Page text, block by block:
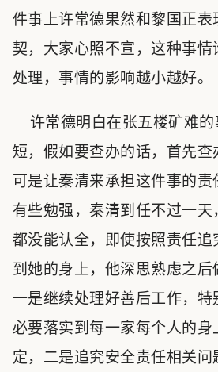
件事上许常德果然和黎国正
契，大家心照不宣，这种事情
处理，事情的影响越小越好。
许常德明白在张五楼矿难的
短，假如要查办的话，首先查
可是让秦清来承担这件事的责
有些勉强，秦清到任不过一
都没能认全，即使按照责任
到她的身上，他深思熟虑之后
一是继续处理好善后工作，
必要落实到每一家每个人的身
定，二是追究安全责任相关问